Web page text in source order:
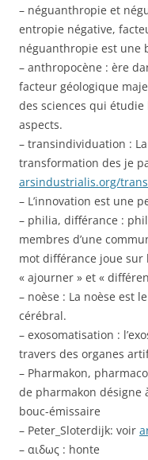
– néguanthropie et
entropie négative,
néguanthropie est une
– anthropocène : ère
facteur géologique
des sciences qui étudie
aspects.
– transindividuation :
transformation des je
arsindustrialis.org/
– L’innovation est une
– philia, différance :
membres d’une
mot différance joue
« ajourner » et «
– noèse : La noèse est
cérébral.
– exosomatisation :
travers des organes
– Pharmakon,
de pharmakon désigne
bouc-émissaire
– Peter_Sloterdijk: voir
– αιδως : honte